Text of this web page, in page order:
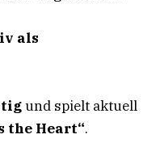
als
und spielt aktuell
the Heart“.